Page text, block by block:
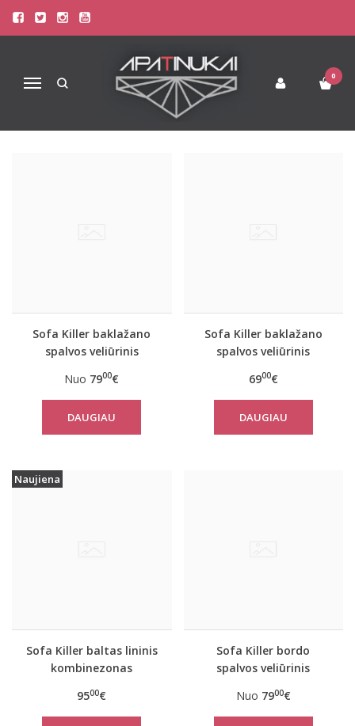
Navigacija
0
PREKIŲ PAIEŠKA - VASARINIAI
Prekių paieška
Sofa Killer baklažano
spalvos veliūrinis
Nuo 7900€
DAUGIAU
Sofa Killer baklažano
spalvos veliūrinis
6900€
DAUGIAU
Naujiena
Sofa Killer baltas lininis
kombinezonas
9500€
Sofa Killer bordo
spalvos veliūrinis
Nuo 7900€